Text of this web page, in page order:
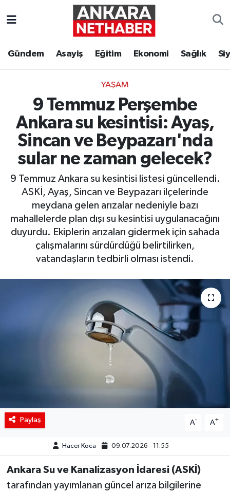
Gündem Asayiş Eğitim Ekonomi Sağlık
YAŞAM
9 Temmuz Perşembe
Ankara su kesintisi: Ayaş,
Sincan ve Beypazarı'nda
sular ne zaman gelecek?
9 Temmuz Ankara su kesintisi listesi güncellendi.
ASKİ, Ayaş, Sincan ve Beypazarı ilçelerinde
meydana gelen arızalar nedeniyle bazı
mahallelerde plan dışı su kesintisi uygulanacağını
duyurdu. Ekiplerin arızaları gidermek için sahada
çalışmalarını sürdürdüğü belirtilirken,
vatandaşların tedbirli olması istendi.
Paylaş A- A+
Hacer Koca 09.07.2026 - 11:55
Ankara Su ve Kanalizasyon İdaresi (ASKİ)
tarafından yayımlanan güncel arıza bilgilerine
Ekonomi
Gündem
Resmi İlanlar
Sağlık
Siyaset
Ankara Hava Durumu
Süper Lig Puan Durumu ve Fikstür
Tüm Manşetler
Son Dakika Haberleri